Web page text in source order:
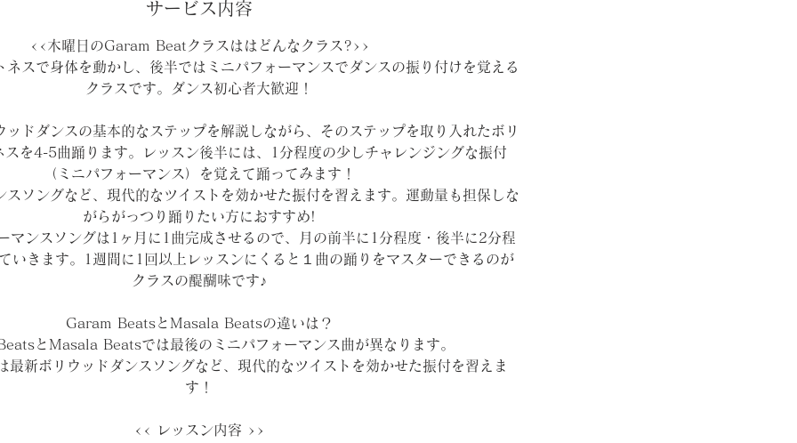
サービス内容
<<木曜日のGaram Beatクラスははどんなクラス?>>
ネスで身体を動かし、後半ではミニパフォーマンスでダンスの振り付けを覚える
クラスです。ダンス初心者大歓迎！
ッドダンスの基本的なステップを解説しながら、そのステップを取り入れたボリ
スを4-5曲踊ります。レッスン後半には、1分程度の少しチャレンジングな振付
（ミニパフォーマンス）を覚えて踊ってみます！
スソングなど、現代的なツイストを効かせた振付を習えます。運動量も担保しな
がらがっつり踊りたい方におすすめ!
マンスソングは1ヶ月に1曲完成させるので、月の前半に1分程度・後半に2分程
いきます。1週間に1回以上レッスンにくると１曲の踊りをマスターできるのが
クラスの醍醐味です♪
Garam BeatsとMasala Beatsの違いは？
とMasala Beatsでは最後のミニパフォーマンス曲が異なります。
新ボリウッドダンスソングなど、現代的なツイストを効かせた振付を習えま
す！
<< レッスン内容 >>